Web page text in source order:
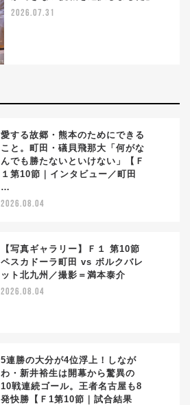
2026.07.31
愛する故郷・熊本のためにできる
こと。町田・礒貝飛那大「何がな
んでも勝たないといけない」【Ｆ
１第10節｜インタビュー／町田
…
2026.08.04
【写真ギャラリー】Ｆ１ 第10節
ペスカドーラ町田 vs ボルクバレ
ット北九州／撮影＝満本泰介
2026.08.04
5連勝の大分が4位浮上！しなが
わ・新井裕生は開幕から驚異の
10戦連続ゴール。王者名古屋も8
発快勝【Ｆ1第10節｜試合結果